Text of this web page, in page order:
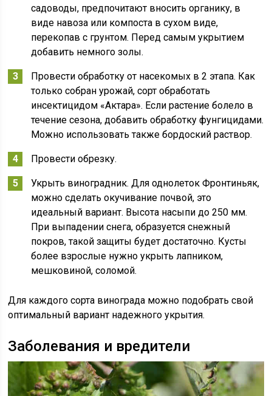
садоводы, предпочитают вносить органику, в
виде навоза или компоста в сухом виде,
перекопав с грунтом. Перед самым укрытием
добавить немного золы.
Провести обработку от насекомых в 2 этапа. Как
только собран урожай, сорт обработать
инсектицидом «Актара». Если растение болело в
течение сезона, добавить обработку фунгицидами.
Можно использовать также бордоский раствор.
Провести обрезку.
Укрыть виноградник. Для однолеток Фронтиньяк,
можно сделать окучивание почвой, это
идеальный вариант. Высота насыпи до 250 мм.
При выпадении снега, образуется снежный
покров, такой защиты будет достаточно. Кусты
более взрослые нужно укрыть лапником,
мешковиной, соломой.
Для каждого сорта винограда можно подобрать свой
оптимальный вариант надежного укрытия.
Заболевания и вредители